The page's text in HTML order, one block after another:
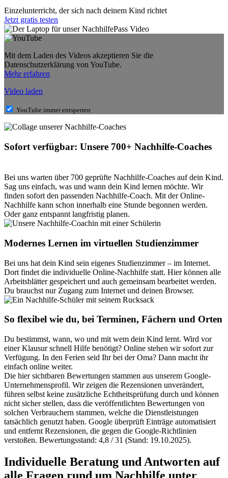
Einzelunterricht, der sich nach deinem Kind richtet
Jetzt gratis testen
Mit dem Laden des Videos akzeptieren Sie die
Datenschutzerklärung von YouTube.
Mehr erfahren
Video laden
YouTube immer entsperren
Sofort verfügbar: Unsere 700+ Nachhilfe-Coaches
Bei uns warten über 700 geprüfte Nachhilfe-Coaches auf dein Kind.
Sag uns einfach, was und wann dein Kind lernen möchte. Wir
finden sofort den passenden Nachhilfe-Coach. Mit der Online-
Nachhilfe kann schon innerhalb eine Stunde begonnen werden.
Oder ganz entspannt langfristig planen.
Modernes Lernen im virtuellen Studienzimmer
Bei uns hat dein Kind sein eigenes Studienzimmer – im Internet.
Dort findet die individuelle Online-Nachhilfe statt. Hier können alle
Arbeitsblätter gespeichert und auch gemeinsam bearbeitet werden.
Du brauchst nur Zugang zum Internet und deinen Browser.
So flexibel wie du, bei Terminen, Fächern und Orten
Du bestimmst, wann, wo und mit wem dein Kind lernt. Wird vor
einer Klausur schnell Hilfe benötigt? Online stehen wir sofort zur
Verfügung. In den Ferien seid Ihr bei der Oma? Dann macht ihr
einfach online weiter.
Die hier sichtbaren Bewertungen stammen aus unserem Google-
Unternehmensprofil. Wir zeigen die Rezensionen unverändert,
führen selbst keine zusätzliche Echtheitsprüfung durch und können
nicht sicher stellen, dass die veröffentlichten Bewertungen von
solchen Verbrauchern stammen, welche die Dienstleistungen
tatsächlich genutzt haben. Google überprüft Einträge automatisiert
und entfernt Rezensionen, die gegen die Google-Richtlinien
verstoßen. Bewertungsstand: 4,8 / 31 (Stand: 19.10.2025).
Individuelle Beratung und Antworten auf